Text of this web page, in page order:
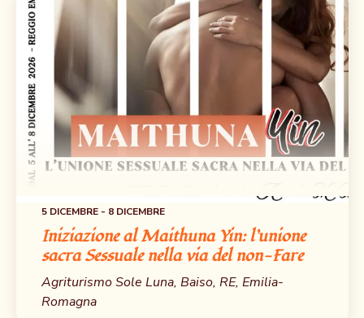
5 DICEMBRE- 8 DICEMBRE
Iniziazione al Maithuna Yin: l’unione
sacra Sessuale nella via del non-Fare
Agriturismo Sole Luna, Baiso, RE, Emilia-
Romagna